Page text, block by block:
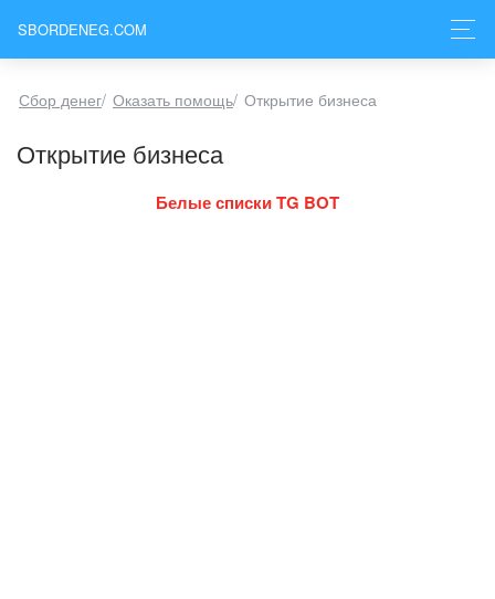
SBORDENEG.COM
Сбор денег/ Оказать помощь/ Открытие бизнеса
Открытие бизнеса
Белые списки TG BOT